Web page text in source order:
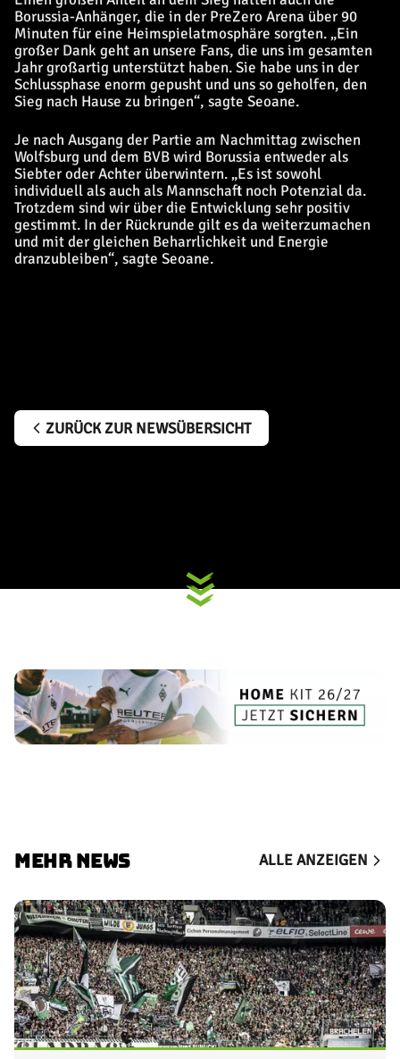
Borussia-Anhänger, die in der PreZero Arena über 90
Minuten für eine Heimspielatmosphäre sorgten. „Ein
großer Dank geht an unsere Fans, die uns im gesamten
Jahr großartig unterstützt haben. Sie habe uns in der
Schlussphase enorm gepusht und uns so geholfen, den
Sieg nach Hause zu bringen“, sagte Seoane.
Je nach Ausgang der Partie am Nachmittag zwischen
Wolfsburg und dem BVB wird Borussia entweder als
Siebter oder Achter überwintern. „Es ist sowohl
individuell als auch als Mannschaft noch Potenzial da.
Trotzdem sind wir über die Entwicklung sehr positiv
gestimmt. In der Rückrunde gilt es da weiterzumachen
und mit der gleichen Beharrlichkeit und Energie
dranzubleiben“, sagte Seoane.
ZURÜCK ZUR NEWSÜBERSICHT
MEHR NEWS ALLE ANZEIGEN